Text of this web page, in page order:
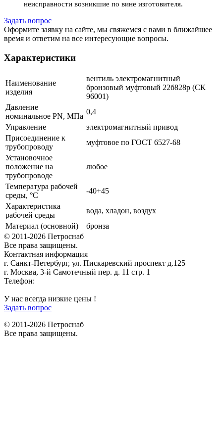
неисправности возникшие по вине изготовителя.
Задать вопрос
Оформите заявку на сайте, мы свяжемся с вами в ближайшее
время и ответим на все интересующие вопросы.
Характеристики
Наименование
изделия
вентиль электромагнитный
бронзовый муфтовый 22б828р (СК
96001)
Давление
номинальное PN, МПа
0,4
Управление
электромагнитный привод
Присоединение к
трубопроводу
муфтовое по ГОСТ 6527-68
Установочное
положение на
трубопроводе
любое
Температура рабочей
среды, °С
-40+45
Характеристика
рабочей среды
вода, хладон, воздух
Материал (основной)
бронза
© 2011-2026 Петроснаб
Все права защищены.
Контактная информация
г. Санкт-Петербург, ул. Пискаревский проспект д.125
г. Москва, 3-й Самотечный пер. д. 11 стр. 1
Телефон:
У нас всегда низкие цены !
Задать вопрос
© 2011-2026 Петроснаб
Все права защищены.